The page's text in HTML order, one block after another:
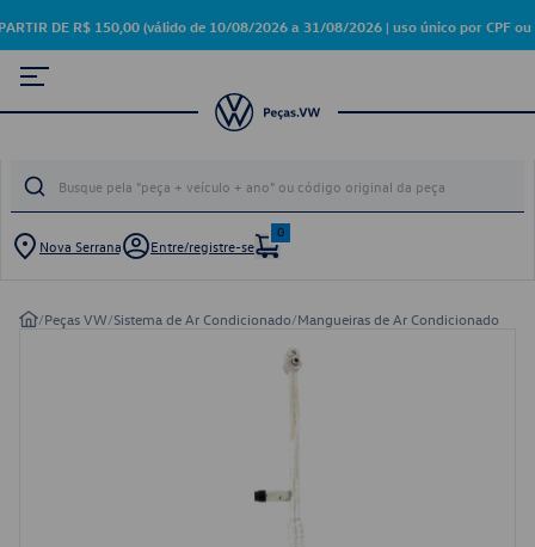
DE R$ 150,00 (válido de 10/08/2026 a 31/08/2026 | uso único por CPF ou
Nova Serrana Entre/registre-se
0
/Peças VW/Sistema de Ar Condicionado/Mangueiras de Ar Condicionado